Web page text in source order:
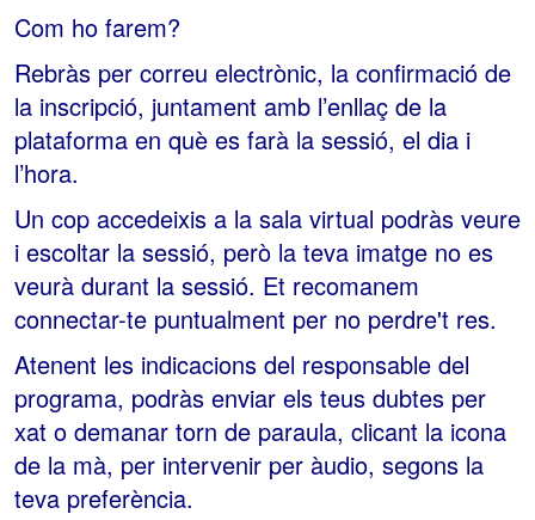
Com ho farem?
Rebràs per correu electrònic, la confirmació de
la inscripció, juntament amb l’enllaç de la
plataforma en què es farà la sessió, el dia i
l’hora.
Un cop accedeixis a la sala virtual podràs veure
i escoltar la sessió, però la teva imatge no es
veurà durant la sessió. Et recomanem
connectar-te puntualment per no perdre't res.
Atenent les indicacions del responsable del
programa, podràs enviar els teus dubtes per
xat o demanar torn de paraula, clicant la icona
de la mà, per intervenir per àudio, segons la
teva preferència.